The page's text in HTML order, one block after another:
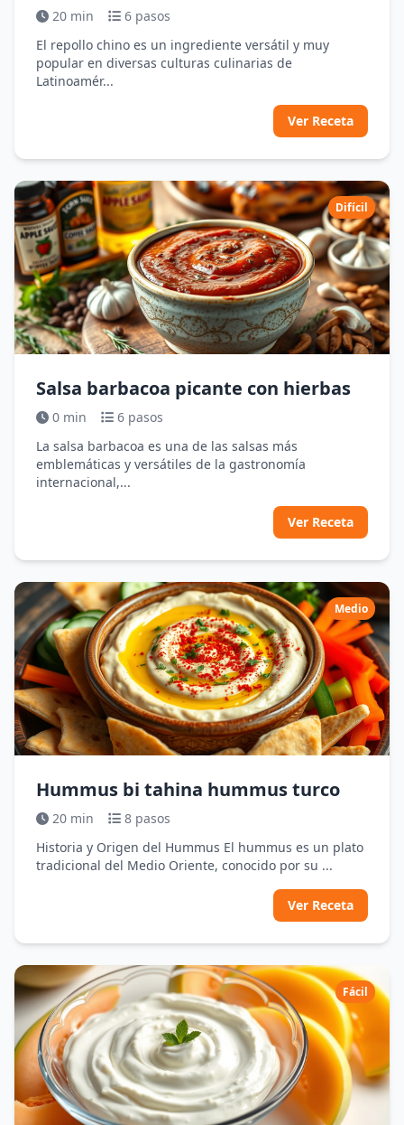
20 min
6 pasos
El repollo chino es un ingrediente versátil y muy
popular en diversas culturas culinarias de
Latinoamér...
Ver Receta
Difícil
Salsa barbacoa picante con hierbas
0 min
6 pasos
La salsa barbacoa es una de las salsas más
emblemáticas y versátiles de la gastronomía
internacional,...
Ver Receta
Medio
Hummus bi tahina hummus turco
20 min
8 pasos
Historia y Origen del Hummus El hummus es un plato
tradicional del Medio Oriente, conocido por su ...
Ver Receta
Fácil